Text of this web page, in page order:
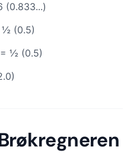
(0.5)
½ (0.5)